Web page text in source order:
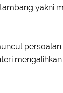
yakni